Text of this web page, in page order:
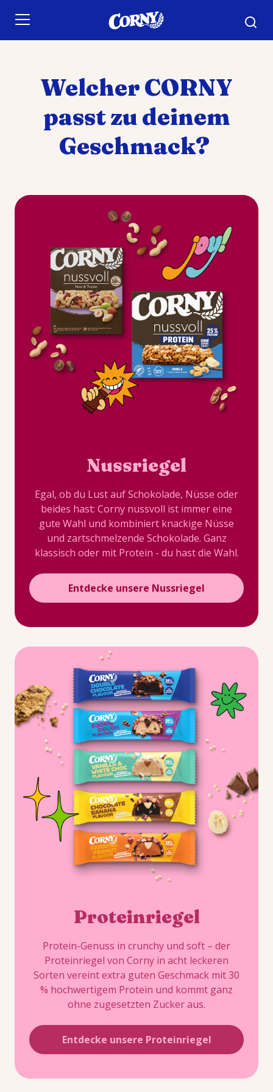
Welcher CORNY
passt zu deinem
Geschmack?
Nussriegel
Egal, ob du Lust auf Schokolade, Nüsse oder
beides hast: Corny nussvoll ist immer eine
gute Wahl und kombiniert knackige Nüsse
und zartschmelzende Schokolade. Ganz
klassisch oder mit Protein - du hast die Wahl.
Entdecke unsere Nussriegel
Proteinriegel
Protein-Genuss in crunchy und soft – der
Proteinriegel von Corny in acht leckeren
Sorten vereint extra guten Geschmack mit 30
% hochwertigem Protein und kommt ganz
ohne zugesetzten Zucker aus.
Entdecke unsere Proteinriegel